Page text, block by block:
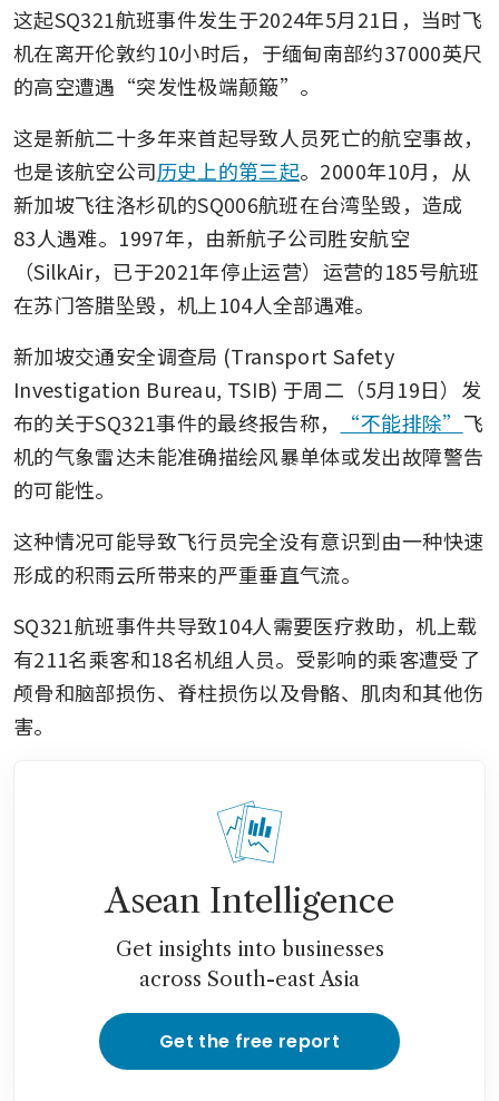
这起SQ321航班事件发生于2024年5月21日，当时飞
机在离开伦敦约10小时后，于缅甸南部约37000英尺
的高空遭遇“突发性极端颠簸”。
这是新航二十多年来首起导致人员死亡的航空事故，
也是该航空公司历史上的第三起。2000年10月，从
新加坡飞往洛杉矶的SQ006航班在台湾坠毁，造成
83人遇难。1997年，由新航子公司胜安航空
（SilkAir，已于2021年停止运营）运营的185号航班
在苏门答腊坠毁，机上104人全部遇难。
新加坡交通安全调查局 (Transport Safety
Investigation Bureau, TSIB) 于周二（5月19日）发
布的关于SQ321事件的最终报告称，
“不能排除” 飞
机的气象雷达未能准确描绘风暴单体或发出故障警告
的可能性。
这种情况可能导致飞行员完全没有意识到由一种快速
形成的积雨云所带来的严重垂直气流。
SQ321航班事件共导致104人需要医疗救助，机上载
有211名乘客和18名机组人员。受影响的乘客遭受了
颅骨和脑部损伤、脊柱损伤以及骨骼、肌肉和其他伤
害。
Asean Intelligence
Get insights into businesses
across South-east Asia
Get the free report